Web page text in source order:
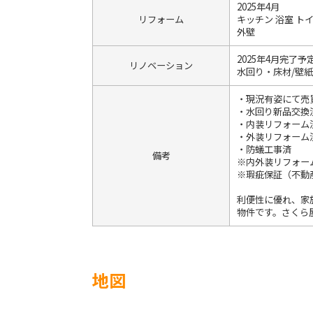
リフォーム
2025年4月
キッチン 浴室 ト
外壁
リノベーション
2025年4月完了予
水回り・床材/壁
備考
・現況有姿にて売
・水回り新品交
・内装リフォー
・外装リフォー
・防蟻工事済
※内外装リフォー
※瑕疵保証（不動
利便性に優れ、
物件です。さく
地図